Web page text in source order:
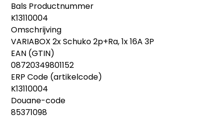
Bals Productnummer
K13110004
Omschrijving
VARIABOX 2x Schuko 2p+Ra, 1x 16A 3P
EAN (GTIN)
08720349801152
ERP Code (artikelcode)
K13110004
Douane-code
85371098